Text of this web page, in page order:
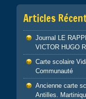
Articles
Journal LE
VICTOR HUGO
Carte scolaire
Communauté
Ancienne carte
Antilles.